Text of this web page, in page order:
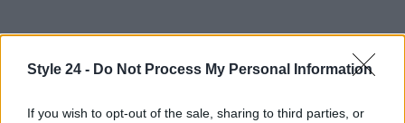
Style 24 - Do Not Process My Personal Information
If you wish to opt-out of the sale, sharing to third parties, or